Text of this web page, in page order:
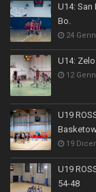
U14: San
Bo.
24
U14:
12
U19
19
U19
54-48